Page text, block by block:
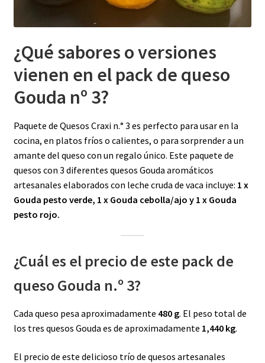
¿Qué sabores o versiones
vienen en el pack de queso
Gouda nº 3?
Paquete de Quesos Craxi n.° 3 es perfecto para usar en la
cocina, en platos fríos o calientes, o para sorprender a un
amante del queso con un regalo único. Este paquete de
quesos con 3 diferentes quesos Gouda aromáticos
artesanales elaborados con leche cruda de vaca incluye: 1 x
Gouda pesto verde, 1 x Gouda cebolla/ajo y 1 x Gouda
pesto rojo.
¿Cuál es el precio de este pack de
queso Gouda n.º 3?
Cada queso pesa aproximadamente 480 g. El peso total de
los tres quesos Gouda es de aproximadamente 1,440 kg.
El precio de este delicioso trío de quesos artesanales